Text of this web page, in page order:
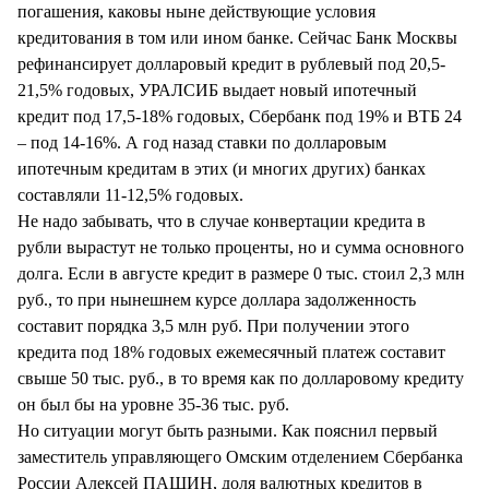
погашения, каковы ныне действующие условия
кредитования в том или ином банке. Сейчас Банк Москвы
рефинансирует долларовый кредит в рублевый под 20,5-
21,5% годовых, УРАЛСИБ выдает новый ипотечный
кредит под 17,5-18% годовых, Сбербанк под 19% и ВТБ 24
– под 14-16%. А год назад ставки по долларовым
ипотечным кредитам в этих (и многих других) банках
составляли 11-12,5% годовых.
Не надо забывать, что в случае конвертации кредита в
рубли вырастут не только проценты, но и сумма основного
долга. Если в августе кредит в размере 0 тыс. стоил 2,3 млн
руб., то при нынешнем курсе доллара задолженность
составит порядка 3,5 млн руб. При получении этого
кредита под 18% годовых ежемесячный платеж составит
свыше 50 тыс. руб., в то время как по долларовому кредиту
он был бы на уровне 35-36 тыс. руб.
Но ситуации могут быть разными. Как пояснил первый
заместитель управляющего Омским отделением Сбербанка
России Алексей ПАШИН, доля валютных кредитов в